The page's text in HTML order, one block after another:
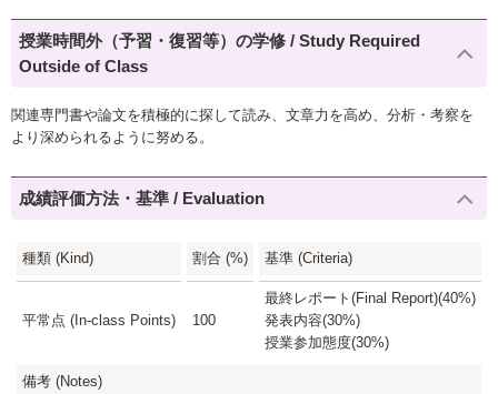
授業時間外（予習・復習等）の学修 / Study Required
Outside of Class
関連専門書や論文を積極的に探して読み、文章力を高め、分析・考察を
より深められるように努める。
成績評価方法・基準 / Evaluation
種類 (Kind) 割合 (%) 基準 (Criteria)
平常点 (In-class Points) 100
最終レポート(Final Report)(40%)
発表内容(30%)
授業参加態度(30%)
備考 (Notes)